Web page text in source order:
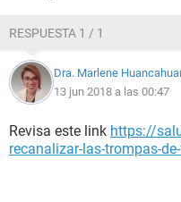
RESPUESTA 1 / 1
Dra. Marlene
13 jun 2018 a las 00:47
Revisa este link https://
recanalizar-las-trompas-